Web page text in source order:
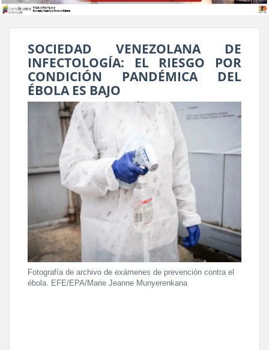
SOCIEDAD VENEZOLANA DE
INFECTOLOGÍA: EL RIESGO POR
CONDICIÓN PANDÉMICA DEL
ÉBOLA ES BAJO
Fotografía de archivo de exámenes de prevención contra el
ébola. EFE/EPA/Marie Jeanne Munyerenkana